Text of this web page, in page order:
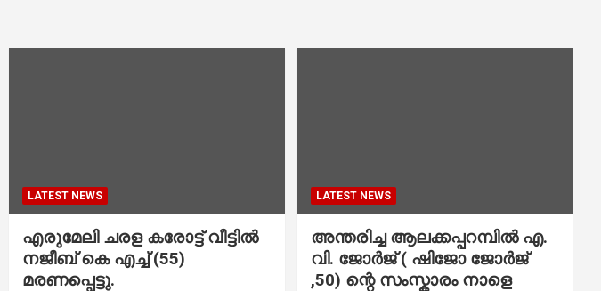
LATEST NEWS
എരുമേലി ചരള കരോട്ട് വീട്ടിൽ
നജീബ് കെ എച്ച് (55)
മരണപ്പെട്ടു.
LATEST NEWS
അന്തരിച്ച ആ​ല​ക്ക​പ്പ​റമ്പിൽ​ എ.​
വി. ജോ​ർ​ജ് ( ഷിജോ ജോർജ്
,50) ന്റെ സംസ്കാരം നാളെ